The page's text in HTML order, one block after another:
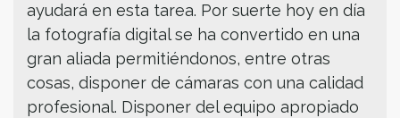
ayudará en esta tarea. Por suerte hoy en día
la fotografía digital se ha convertido en una
gran aliada permitiéndonos, entre otras
cosas, disponer de cámaras con una calidad
profesional. Disponer del equipo apropiado